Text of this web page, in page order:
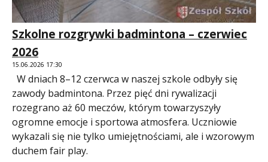
Szkolne rozgrywki badmintona – czerwiec
2026
15.06.2026 17:30
W dniach 8–12 czerwca w naszej szkole odbyły się
zawody badmintona. Przez pięć dni rywalizacji
rozegrano aż 60 meczów, którym towarzyszyły
ogromne emocje i sportowa atmosfera. Uczniowie
wykazali się nie tylko umiejętnościami, ale i wzorowym
duchem fair play.